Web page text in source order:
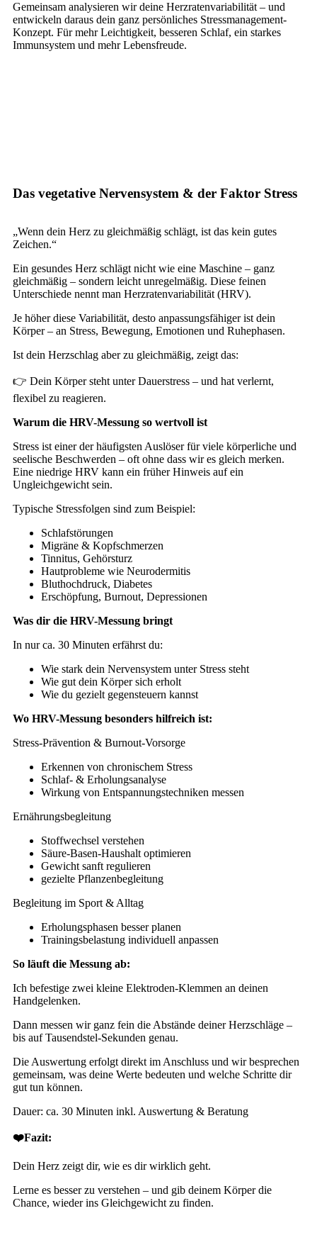
Gemeinsam analysieren wir deine Herzratenvariabilität – und
entwickeln daraus dein ganz persönliches Stressmanagement-
Konzept. Für mehr Leichtigkeit, besseren Schlaf, ein starkes
Immunsystem und mehr Lebensfreude.
Das vegetative Nervensystem & der Faktor Stress
„Wenn dein Herz zu gleichmäßig schlägt, ist das kein gutes
Zeichen.“
Ein gesundes Herz schlägt nicht wie eine Maschine – ganz
gleichmäßig – sondern leicht unregelmäßig. Diese feinen
Unterschiede nennt man Herzratenvariabilität (HRV).
Je höher diese Variabilität, desto anpassungsfähiger ist dein
Körper – an Stress, Bewegung, Emotionen und Ruhephasen.
Ist dein Herzschlag aber zu gleichmäßig, zeigt das:
👉 Dein Körper steht unter Dauerstress – und hat verlernt,
flexibel zu reagieren.
Warum die HRV-Messung so wertvoll ist
Stress ist einer der häufigsten Auslöser für viele körperliche und
seelische Beschwerden – oft ohne dass wir es gleich merken.
Eine niedrige HRV kann ein früher Hinweis auf ein
Ungleichgewicht sein.
Typische Stressfolgen sind zum Beispiel:
Schlafstörungen
Migräne & Kopfschmerzen
Tinnitus, Gehörsturz
Hautprobleme wie Neurodermitis
Bluthochdruck, Diabetes
Erschöpfung, Burnout, Depressionen
Was dir die HRV-Messung bringt
In nur ca. 30 Minuten erfährst du:
Wie stark dein Nervensystem unter Stress steht
Wie gut dein Körper sich erholt
Wie du gezielt gegensteuern kannst
Wo HRV-Messung besonders hilfreich ist:
Stress-Prävention & Burnout-Vorsorge
Erkennen von chronischem Stress
Schlaf- & Erholungsanalyse
Wirkung von Entspannungstechniken messen
Ernährungsbegleitung
Stoffwechsel verstehen
Säure-Basen-Haushalt optimieren
Gewicht sanft regulieren
gezielte Pflanzenbegleitung
Begleitung im Sport & Alltag
Erholungsphasen besser planen
Trainingsbelastung individuell anpassen
So läuft die Messung ab:
Ich befestige zwei kleine Elektroden-Klemmen an deinen
Handgelenken.
Dann messen wir ganz fein die Abstände deiner Herzschläge –
bis auf Tausendstel-Sekunden genau.
Die Auswertung erfolgt direkt im Anschluss und wir besprechen
gemeinsam, was deine Werte bedeuten und welche Schritte dir
gut tun können.
Dauer: ca. 30 Minuten inkl. Auswertung & Beratung
❤️Fazit:
Dein Herz zeigt dir, wie es dir wirklich geht.
Lerne es besser zu verstehen – und gib deinem Körper die
Chance, wieder ins Gleichgewicht zu finden.